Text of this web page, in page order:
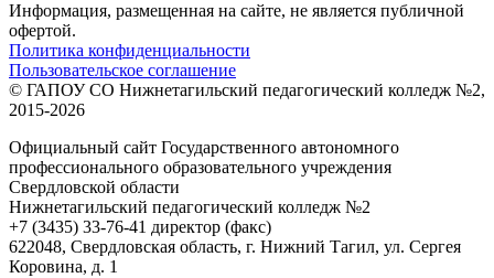
Информация, размещенная на сайте, не является публичной
офертой.
Политика конфиденциальности
Пользовательское соглашение
© ГАПОУ СО Нижнетагильский педагогический колледж №2,
2015-2026
Официальный сайт Государственного автономного
профессионального образовательного учреждения
Свердловской области
Нижнетагильский педагогический колледж №2
+7 (3435) 33-76-41 директор (факс)
622048, Свердловская область, г. Нижний Тагил, ул. Сергея
Коровина, д. 1